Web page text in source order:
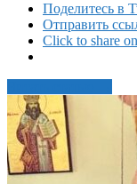
Поделитесь в
Отправить
Click to share